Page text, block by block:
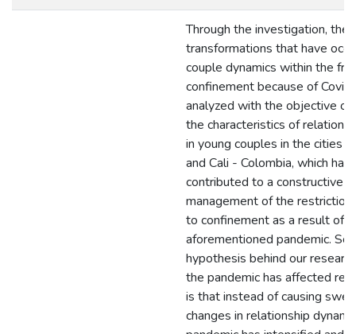
Through the investigation, the
transformations that have
couple dynamics within the
confinement because of
analyzed with the objective of
the characteristics of
in young couples in the cities
and Cali - Colombia, which
contributed to a constructive
management of the
to confinement as a result of
aforementioned pandemic.
hypothesis behind our
the pandemic has affected
is that instead of causing
changes in relationship